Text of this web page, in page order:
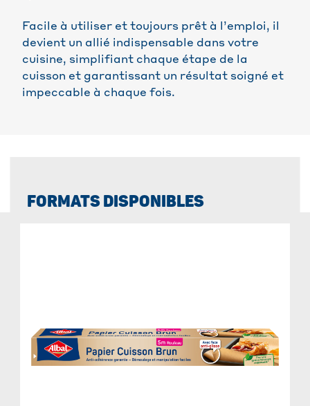
Facile à utiliser et toujours prêt à l’emploi, il
devient un allié indispensable dans votre
cuisine, simplifiant chaque étape de la
cuisson et garantissant un résultat soigné et
impeccable à chaque fois.
FORMATS DISPONIBLES